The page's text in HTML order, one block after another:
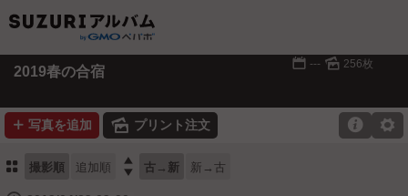
2019春の合宿 📅 --- 🌄 256枚
➕ 写真を追加 🌄 プリント注文 ⚙

⚏ 撮影順 追加順  古→新 新→古